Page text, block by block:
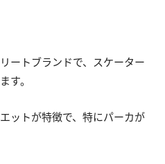
ートブランドで、スケーター
す。
ットが特徴で、特にパーカが